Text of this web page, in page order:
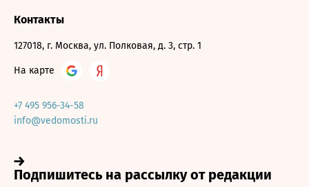
Контакты
127018, г. Москва, ул. Полковая, д. 3, стр. 1
На карте
+7 495 956-34-58
info@vedomosti.ru